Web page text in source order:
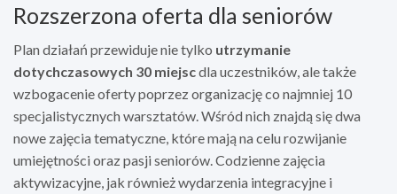
Rozszerzona oferta dla seniorów
Plan działań przewiduje nie tylko utrzymanie
dotychczasowych 30 miejscdla uczestników, ale także
wzbogacenie oferty poprzez organizację co najmniej 10
specjalistycznych warsztatów. Wśród nich znajdą się dwa
nowe zajęcia tematyczne, które mają na celu rozwijanie
umiejętności oraz pasji seniorów. Codzienne zajęcia
aktywizacyjne, jak również wydarzenia integracyjne i